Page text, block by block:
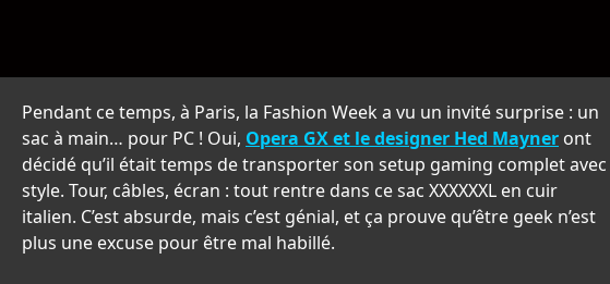
Pendant ce temps, à Paris, la Fashion Week a vu un invité surprise : un
sac à main… pour PC ! Oui, Opera GX et le designer Hed Mayner ont
décidé qu’il était temps de transporter son setup gaming complet avec
style. Tour, câbles, écran : tout rentre dans ce sac XXXXXXL en cuir
italien. C’est absurde, mais c’est génial, et ça prouve qu’être geek n’est
plus une excuse pour être mal habillé.